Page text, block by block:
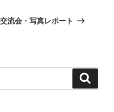
流会・写真レポート